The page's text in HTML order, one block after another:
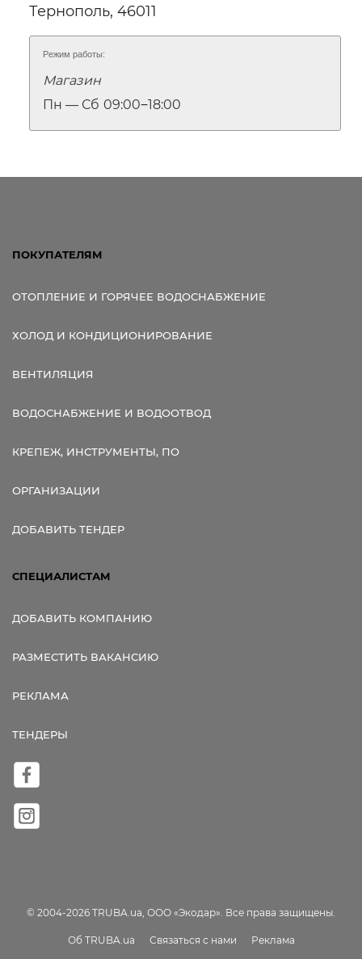
Тернополь, 46011
Режим работы:
Магазин
Пн — Сб 09:00‒18:00
ПОКУПАТЕЛЯМ
ОТОПЛЕНИЕ И ГОРЯЧЕЕ ВОДОСНАБЖЕНИЕ
ХОЛОД И КОНДИЦИОНИРОВАНИЕ
ВЕНТИЛЯЦИЯ
ВОДОСНАБЖЕНИЕ И ВОДООТВОД
КРЕПЕЖ, ИНСТРУМЕНТЫ, ПО
ОРГАНИЗАЦИИ
ДОБАВИТЬ ТЕНДЕР
СПЕЦИАЛИСТАМ
ДОБАВИТЬ КОМПАНИЮ
РАЗМЕСТИТЬ ВАКАНСИЮ
РЕКЛАМА
ТЕНДЕРЫ
© 2004-2026 TRUBA.ua, ООО «Экодар». Все права защищены.
Об TRUBA.ua Связаться с нами Реклама